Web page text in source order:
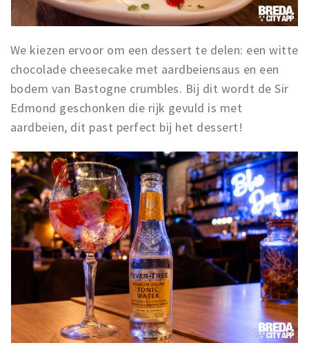
We kiezen ervoor om een dessert te delen: een witte
chocolade cheesecake met aardbeiensaus en een
bodem van Bastogne crumbles. Bij dit wordt de Sir
Edmond geschonken die rijk gevuld is met
aardbeien, dit past perfect bij het dessert!